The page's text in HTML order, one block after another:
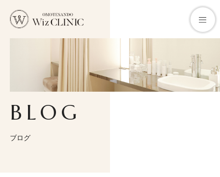
BLOG
ブログ
クリニックについて
お悩みから探す